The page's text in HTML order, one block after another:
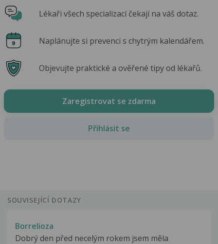
Lékaři všech specializací čekají na váš dotaz.
Naplánujte si prevenci s chytrým kalendářem.
Objevujte praktické a ověřené tipy od lékařů.
Zaregistrovat se zdarma
Přihlásit se
SOUVISEJÍCÍ DOTAZY
Borrelioza
Dobrý den před necelým rokem jsem měla